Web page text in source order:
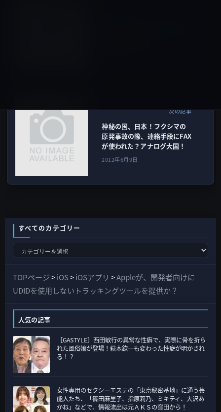
次の記事
神秘の国、日本！フクシマの
原発事故の際、連絡手段にFAX
が使われた？アナログ大国！
2012年6月9日
すべてのカテゴリー
て
の
ゴ
リ
ー
TOPページ>iOS>iOSアプリ >Appleが、開発者向けに
UDIDを使用しないトラッキングツールを提供か？
人気の記事
［GASTYLE］西田敏行の異常な性癖で、実際に骨を折ら
れた風俗嬢が登場！萩本欽一も変わった性癖が明かされ
る！？
女性専用のセクシーエステの「東京秘密基地」に通う芸
能人たち、「篠田麻里子、指原莉乃、ミキティ、大沢あ
かね」などで、情報流出は元ＡＫＳの窪田から！